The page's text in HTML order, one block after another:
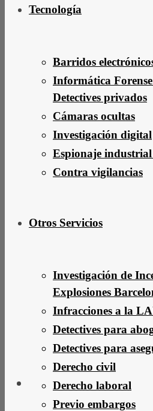
Tecnología
Barridos
Informática
Detectives privados
Cámaras ocultas
Investigación digital
Espionaje
Contra vigilancias
Otros Servicios
Investigación de
Explosiones
Infracciones a la
Detectives para
Detectives para
Derecho civil
Derecho laboral
Previo embargos